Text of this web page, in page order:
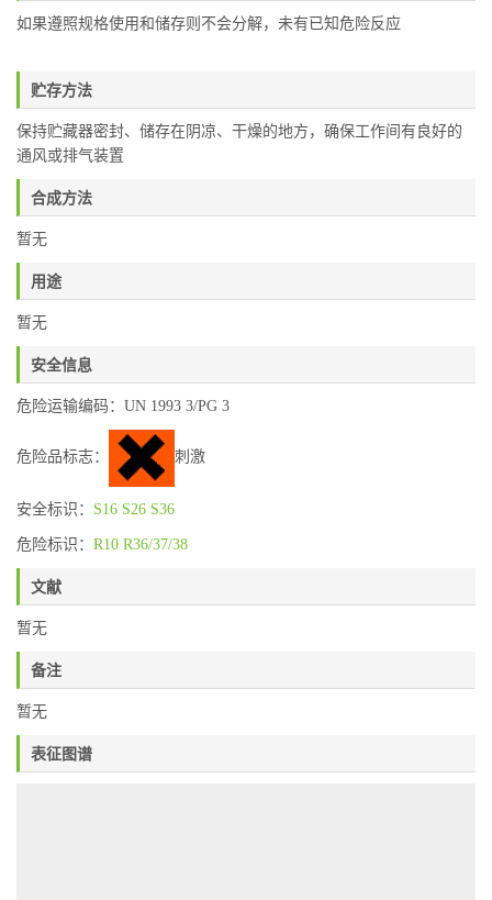
如果遵照规格使用和储存则不会分解，未有已知危险反应
贮存方法
保持贮藏器密封、储存在阴凉、干燥的地方，确保工作间有良好的
通风或排气装置
合成方法
暂无
用途
暂无
安全信息
危险运输编码：UN 1993 3/PG 3
危险品标志： 刺激
安全标识： S16 S26 S36
危险标识： R10 R36/37/38
文献
暂无
备注
暂无
表征图谱